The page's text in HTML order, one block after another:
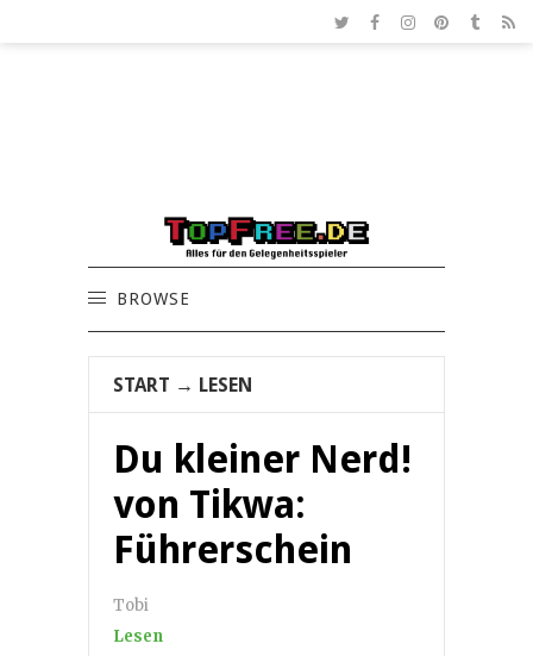
BROWSE
START → LESEN
Du kleiner Nerd!
von Tikwa:
Führerschein
Tobi
Lesen